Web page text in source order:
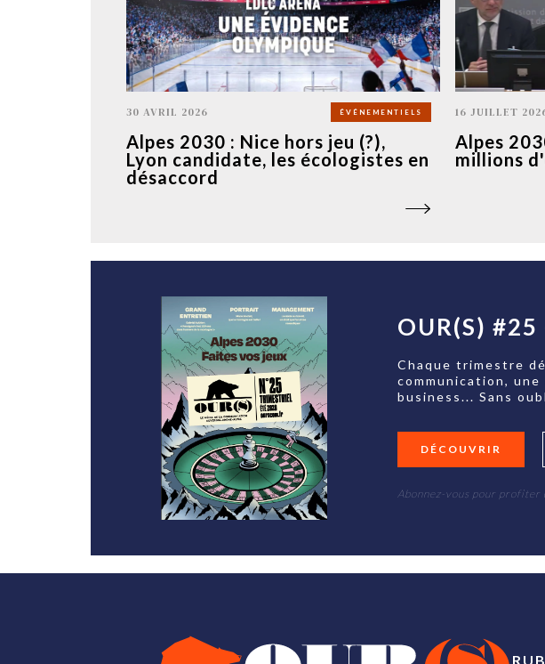
30 AVRIL 2026 ÉVÉNEMENTIELS
Alpes 2030 : Nice hors jeu (?),
Lyon candidate, les écologistes en
désaccord
16 JUILLET
Alpes
millions
OUR(S)
Chaque trimestre
communication,
business... Sans
DÉCOUVRIR
Abonnez-vous pour profiter